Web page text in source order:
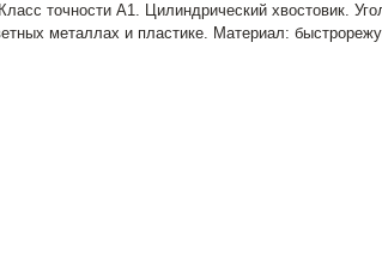
точности А1. Цилиндрический хвостовик.
металлах и пластике. Материал: